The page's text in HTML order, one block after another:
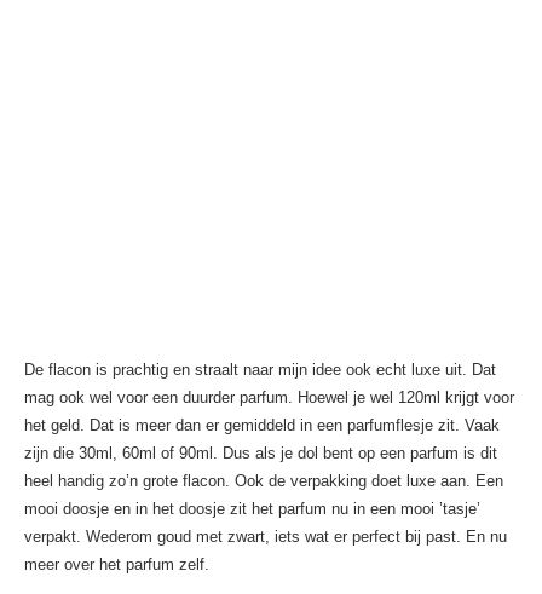
De flacon is prachtig en straalt naar mijn idee ook echt luxe uit. Dat
mag ook wel voor een duurder parfum. Hoewel je wel 120ml krijgt voor
het geld. Dat is meer dan er gemiddeld in een parfumflesje zit. Vaak
zijn die 30ml, 60ml of 90ml. Dus als je dol bent op een parfum is dit
heel handig zo’n grote flacon. Ook de verpakking doet luxe aan. Een
mooi doosje en in het doosje zit het parfum nu in een mooi ’tasje’
verpakt. Wederom goud met zwart, iets wat er perfect bij past. En nu
meer over het parfum zelf.